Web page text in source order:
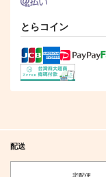
とらコイン
配送
宅配便